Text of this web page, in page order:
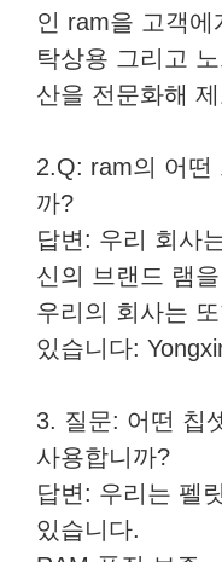
인 ram을 고객
탁상용 그리고
산을 전문화해
2.Q: ram의 어떤
까?
답변: 우리 회사
신의 브랜드 램
우리의 회사는
있습니다:
3. 질문: 어떤 칩
사용합니까?
답변: 우리는 펠
있습니다.